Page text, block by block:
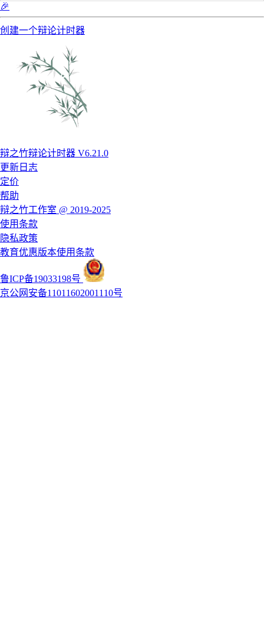
🎉
创建一个辩论计时器
辩之竹辩论计时器 V6.21.0
更新日志
定价
帮助
辩之竹工作室 @ 2019-2025
使用条款
隐私政策
教育优惠版本使用条款
鲁ICP备19033198号
京公网安备11011602001110号